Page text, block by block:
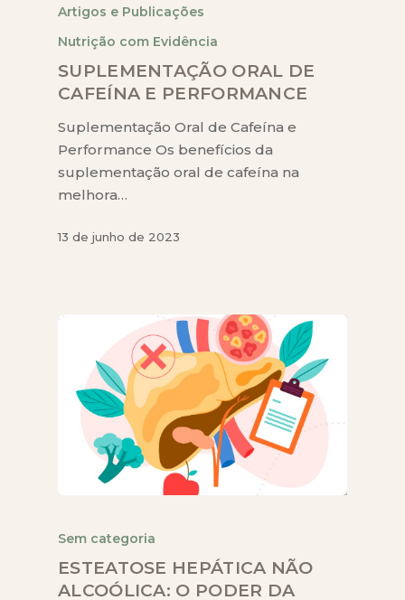
Artigos e Publicações
Nutrição com Evidência
SUPLEMENTAÇÃO ORAL DE
CAFEÍNA E PERFORMANCE
Suplementação Oral de Cafeína e
Performance Os benefícios da
suplementação oral de cafeína na
melhora…
13 de junho de 2023
Sem categoria
ESTEATOSE HEPÁTICA NÃO
ALCOÓLICA: O PODER DA